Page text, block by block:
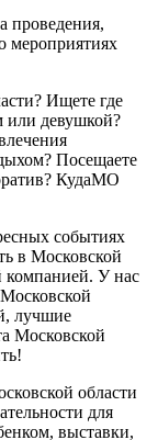
проведения,
мероприятиях
Ищете где
или девушкой?
Посещаете
КудаМО
событиях
в Московской
компанией. У нас
лучшие
Московской
области
для
выставки,